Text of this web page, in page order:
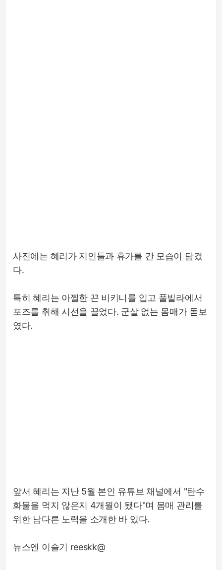
사진에는 혜리가 지인들과 휴가를 간 모습이 담겼
다.
특히 혜리는 아찔한 끈 비키니를 입고 풀빌라에서
포즈를 취해 시선을 끌었다. 군살 없는 몸매가 돋보
였다.
앞서 혜리는 지난 5월 본인 유튜브 채널에서 "탄수
화물을 먹지 않은지 4개월이 됐다"며 몸매 관리를
위한 남다른 노력을 소개한 바 있다.
뉴스엔 이슬기 reeskk@